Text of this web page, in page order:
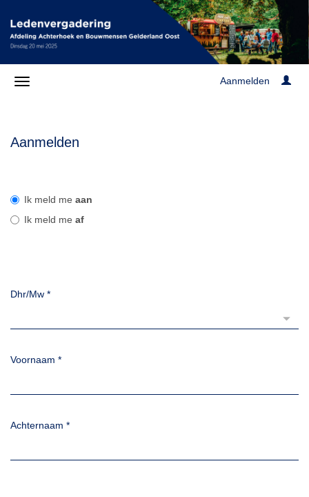
Aanmelden
Aanmelden
Ik meld me aan
Ik meld me af
Dhr/Mw *
Voornaam *
Achternaam *